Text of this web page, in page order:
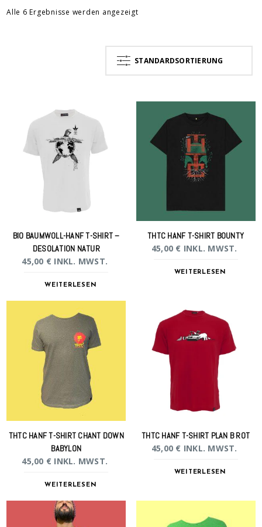
Alle 6 Ergebnisse werden angezeigt
STANDARDSORTIERUNG
BIO BAUMWOLL-HANF T-SHIRT –
DESOLATION NATUR
45,00 € INKL. MWST.
WEITERLESEN
THTC HANF T-SHIRT BOUNTY
45,00 € INKL. MWST.
WEITERLESEN
THTC HANF T-SHIRT CHANT DOWN
BABYLON
45,00 € INKL. MWST.
WEITERLESEN
THTC HANF T-SHIRT PLAN B ROT
45,00 € INKL. MWST.
WEITERLESEN